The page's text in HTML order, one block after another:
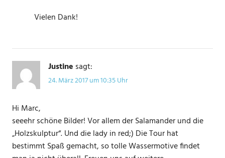
Vielen Dank!
Justine sagt:
24. März 2017 um 10:35 Uhr
Hi Marc,
seeehr schöne Bilder! Vor allem der Salamander und die
„Holzskulptur“. Und die lady in red;) Die Tour hat
bestimmt Spaß gemacht, so tolle Wassermotive findet